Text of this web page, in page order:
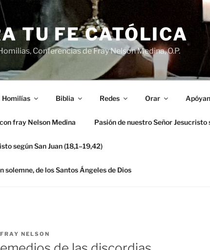
TU FE CATÓLICA
Conferencias de Fray Nelson Medina, O.P.
Homilías Biblia Redes Orar
fray Nelson Medina Pasión de nuestro Señor
según San Juan (18,1–19,42)
solemne, de los Santos Ángeles de Dios
FRAY NELSON